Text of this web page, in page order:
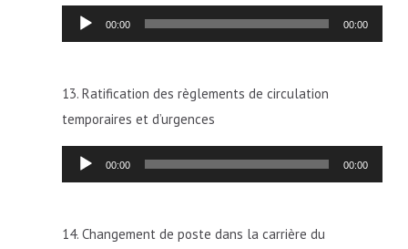
Lecteur
audio
00:00 00:00
13. Ratification des règlements de circulation
temporaires et d’urgences
Lecteur
audio
00:00 00:00
14. Changement de poste dans la carrière du